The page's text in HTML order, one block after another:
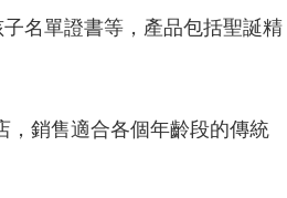
名單證書等，產品包括聖誕精
，銷售適合各個年齡段的傳統